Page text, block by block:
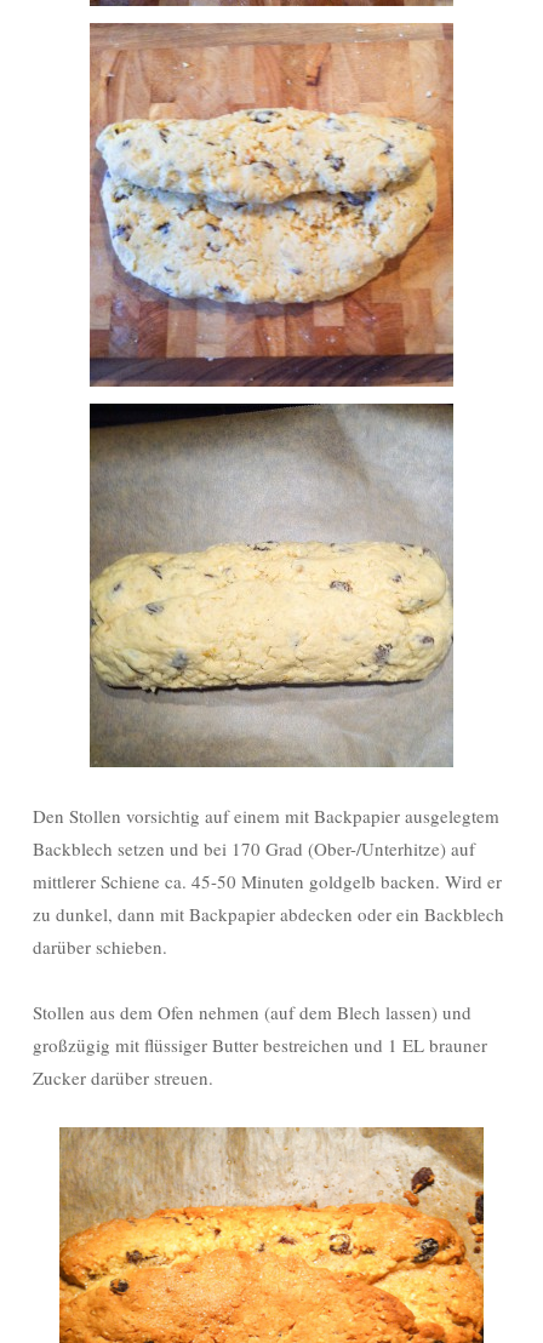
Den Stollen vorsichtig auf einem mit Backpapier ausgelegtem
Backblech setzen und bei 170 Grad (Ober-/Unterhitze) auf
mittlerer Schiene ca. 45-50 Minuten goldgelb backen. Wird er
zu dunkel, dann mit Backpapier abdecken oder ein Backblech
darüber schieben.
Stollen aus dem Ofen nehmen (auf dem Blech lassen) und
großzügig mit flüssiger Butter bestreichen und 1 EL brauner
Zucker darüber streuen.